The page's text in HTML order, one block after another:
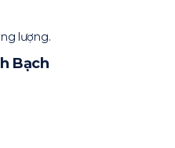
lượng.
Bạch